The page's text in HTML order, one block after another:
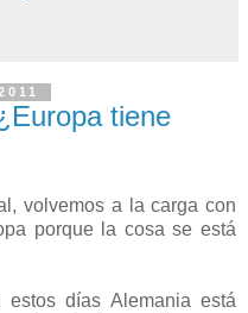
tiene
volvemos a la carga con
porque la cosa se está
días Alemania está